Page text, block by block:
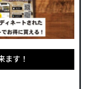
ます！